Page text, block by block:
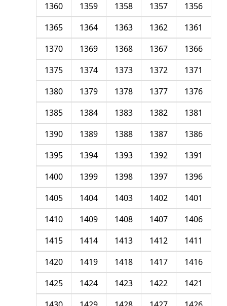
1356
1357
1358
1359
1360
1361
1362
1363
1364
1365
1366
1367
1368
1369
1370
1371
1372
1373
1374
1375
1376
1377
1378
1379
1380
1381
1382
1383
1384
1385
1386
1387
1388
1389
1390
1391
1392
1393
1394
1395
1396
1397
1398
1399
1400
1401
1402
1403
1404
1405
1406
1407
1408
1409
1410
1411
1412
1413
1414
1415
1416
1417
1418
1419
1420
1421
1422
1423
1424
1425